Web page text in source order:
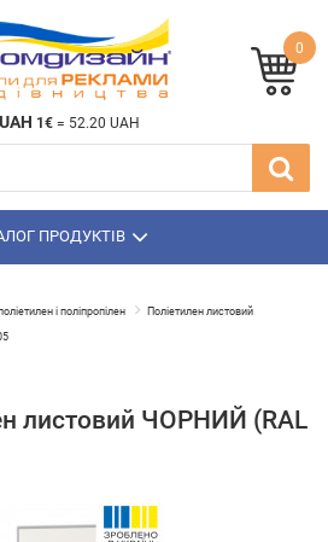
1€ = 52.20 UAH
0
ПРОДУКТІВ
і поліпропілен Поліетилен листовий
листовий ЧОРНИЙ (RAL